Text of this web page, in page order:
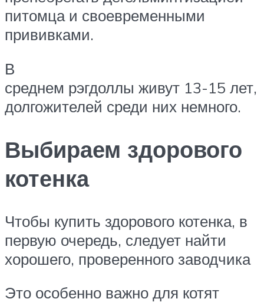
питомца и своевременными
прививками.
В
среднем рэгдоллы живут 13-15 лет,
долгожителей среди них немного.
Выбираем здорового
котенка
Чтобы купить здорового котенка, в
первую очередь, следует найти
хорошего, проверенного заводчика
Это особенно важно для котят